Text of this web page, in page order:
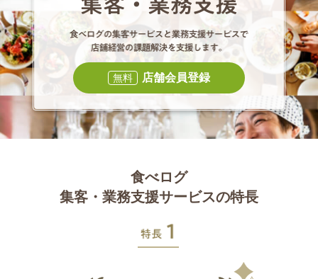
食べログの集
無料 店舗会員登録
食べログ
集客・業務支援サービスの特長